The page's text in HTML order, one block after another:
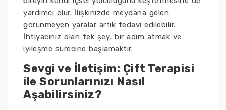
yardımcı olur. İlişkinizde meydana gelen
görünmeyen yaralar artık tedavi edilebilir.
İhtiyacınız olan tek şey, bir adım atmak ve
iyileşme sürecine başlamaktır.
Sevgi ve İletişim: Çift Terapisi
ile Sorunlarınızı Nasıl
Aşabilirsiniz?